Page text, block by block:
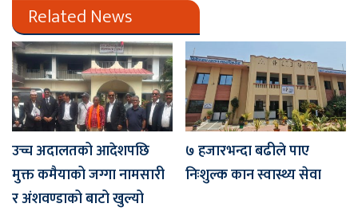
Related News
उच्च अदालतको आदेशपछि
मुक्त कमैयाको जग्गा नामसारी
र अंशवण्डाको बाटो खुल्यो
७ हजारभन्दा बढीले पाए
निःशुल्क कान स्वास्थ्य सेवा